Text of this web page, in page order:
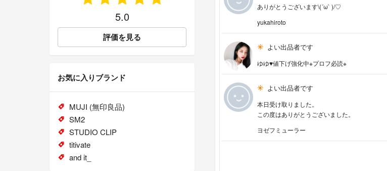
ありがとうございます\(´ω` )/♡︎
yukahiroto
よい出品者です
ゆゆ♥値下げ強化中※プロフ必読※
よい出品者です
本日受け取りました。
この度はありがとうございました。
ヨゼフミューラー
5.0
評価を見る
お気に入りブランド
MUJI (無印良品)
SM2
STUDIO CLIP
titivate
and it_